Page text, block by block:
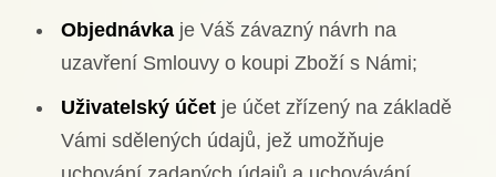
Objednávka je Váš závazný návrh na
uzavření Smlouvy o koupi Zboží s Námi;
Uživatelský účet je účet zřízený na základě
Vámi sdělených údajů, jež umožňuje